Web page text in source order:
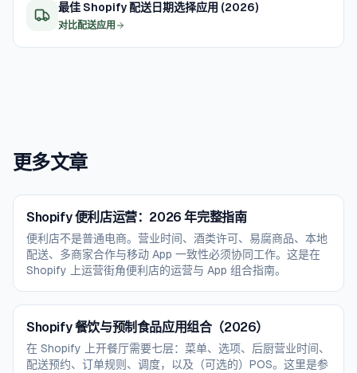
最佳 Shopify 配送日期选择应用 (2026)
对比配送应用
更多文章
Shopify 便利店运营：2026 年完整指南
便利店不是普通电商。营业时间、酒类许可、易腐商品、本地
配送、多商家合作与移动 App 一致性必须协同工作。这是在
Shopify 上运营街角便利店的运营与 App 组合指南。
Shopify 餐饮与预制食品应用组合（2026）
在 Shopify 上开餐厅需要七层：菜单、选项、后厨营业时间、
配送预约、订单规则、调度，以及（可选的）POS。这里是参